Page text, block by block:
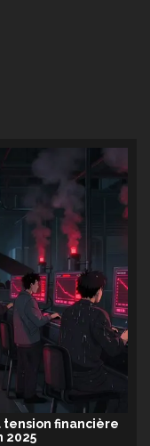
tension financière
2025